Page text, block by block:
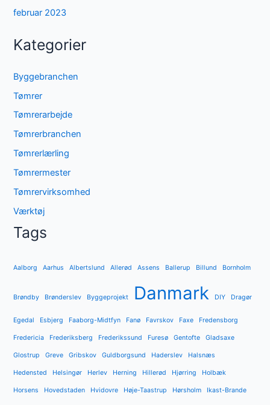
februar 2023
Kategorier
Byggebranchen
Tømrer
Tømrerarbejde
Tømrerbranchen
Tømrerlærling
Tømrermester
Tømrervirksomhed
Værktøj
Tags
Aalborg Aarhus Albertslund Allerød Assens Ballerup Billund Bornholm
Brøndby Brønderslev Byggeprojekt Danmark DIY Dragør
Egedal Esbjerg Faaborg-Midtfyn Fanø Favrskov Faxe Fredensborg
Fredericia Frederiksberg Frederikssund Furesø Gentofte Gladsaxe
Glostrup Greve Gribskov Guldborgsund Haderslev Halsnæs
Hedensted Helsingør Herlev Herning Hillerød Hjørring Holbæk
Horsens Hovedstaden Hvidovre Høje-Taastrup Hørsholm Ikast-Brande